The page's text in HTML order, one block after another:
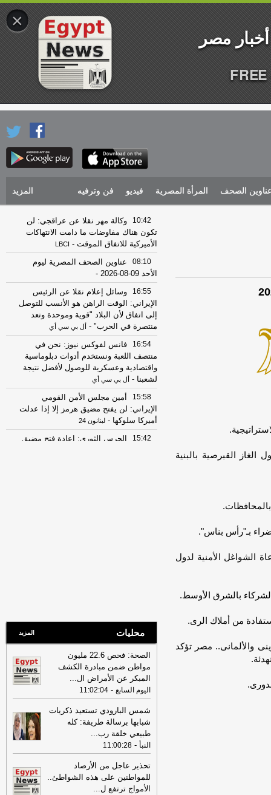
الصحف المرأة المصرية فيديو فن وترفيه المزيد
القبرصية بالبنية
الشواغل الأمنية لدول
بالشرق الأوسط.
من أملاك الرى.
والألمانى.. مصر تؤكد
10:42
وكالة مهر نقلا عن عراقجي: لن
تكون هناك مفاوضات ما دامت الانتهاكات
الأميركية للاتفاق الموقت -
LBCI
08:10
عناوين الصحف المصرية ليوم
الأحد 09-08-2026
-
16:55
وسائل إعلام نقلا عن الرئيس
الإيراني: الوقت الراهن هو الأنسب للتوصل
إلى اتفاق لأن البلاد "قوية وموحدة وتعد
منتصرة في الحرب" - أل بي سي أي
16:54
فانس لفوكس نيوز: نحن في
منتصف اللعبة ونستخدم أدوات دبلوماسية
واقتصادية وعسكرية للوصول لأفضل نتيجة
لشعبنا - أل بي سي أي
15:58
أمين مجلس الأمن القومي
الإيراني: لن يفتح مضيق هرمز إلا إذا عدلت
أميركا سلوكها - لبنانون 24
15:42
الحرس الثوري: إعادة فتح مضيق
19:31
ضبط مالك ورشة بحوزته 10 كيلو
حشيش فى أوسيم-اليوم السابع
07:59
عناوين الصحف المصرية ليوم
الخميس 06-08-2026
08:18
عناوين الصحف المصرية ليوم
19:31
ضبط المتهم بالنصب على
المواطنين بزعم استثمار أموالهم في
التجارة -اليوم السابع
17:53
18 مصابًا في حادث تصادم
ميكروباص وتريلا على الطريق الدولي
ببورسعيد- موقع الدستور
محليات المزيد
الصحة: فحص 22.6 مليون
مواطن ضمن مبادرة الكشف
المبكر عن الأمراض ال...
اليوم السابع -
11:02:04
شمس البارودي تستعيد ذكريات
شبابها برسالة طريفة: كله
طبيعي خلقة رب...
النبأ -
11:00:28
تحذير عاجل من الأرصاد
للمواطنين على هذه الشواطئ..
الأمواج ترتفع ل...
×